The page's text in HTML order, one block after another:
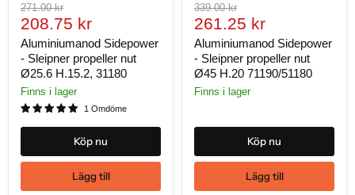
Ursprungligt
pris
271.00 kr
Nuvarande
pris
208.75 kr
Aluminiumanod Sidepower
- Sleipner propeller nut
Ø25.6 H.15.2, 31180
Finns i lager
1 Omdöme
Köp nu
Lägg till
Ursprungligt
pris
339.00 kr
Nuvarande
pris
261.25 kr
Aluminiumanod Sidepower
- Sleipner propeller nut
Ø45 H.20 71190/51180
Finns i lager
Köp nu
Lägg till